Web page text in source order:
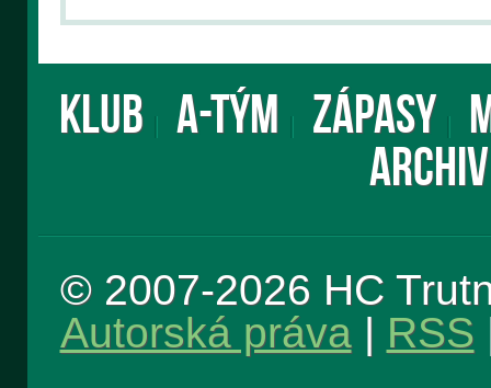
KLUB A-TÝM ZÁPASY
ARCHIV
© 2007-2026 HC
Autorská práva| RSS